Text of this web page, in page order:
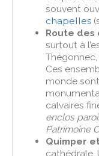
souvent
chapelles
Route des
surtout à
Ces
monde
calvaires
enclos
Patrimoine
Quimper
cathédrale,